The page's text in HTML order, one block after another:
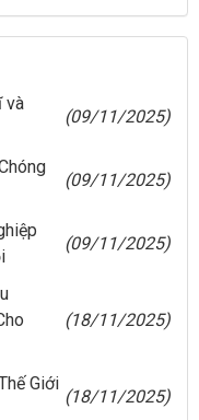
và
(09/11/2025)
(09/11/2025)
(09/11/2025)
(18/11/2025)
Giới
(18/11/2025)